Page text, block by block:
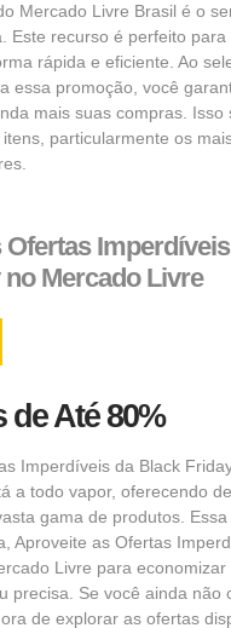
Mercado Livre Brasil é o
Este recurso é perfeito para
rápida e eficiente. Ao
essa promoção, você
mais suas compras. Isso
particularmente os
Mercado Livre
Até 80%
Imperdíveis da Black
a todo vapor, oferecendo
gama de produtos .
Aproveite as Ofertas
Livre para economizar
precisa. Se você ainda não
de explorar as ofertas